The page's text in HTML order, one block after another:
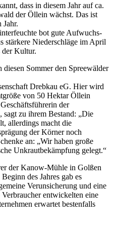
dass in diesem Jahr auf ca.
der Öllein wächst. Das ist
Jahr.
bot gute Aufwuchs-
stärkere Niederschläge im April
der Kultur.
Sommer den Spreewälder
Drebkau eG. Hier wird
von 50 Hektar Öllein
der
sagt zu ihrem Bestand: „Die
allerdings macht die
der Körner noch
an: „Wir haben große
Unkrautbekämpfung gelegt.“
der Kanow-Mühle in Golßen
des Jahres gab es
Verunsicherung und eine
entwickelten eine
erwartet bestenfalls